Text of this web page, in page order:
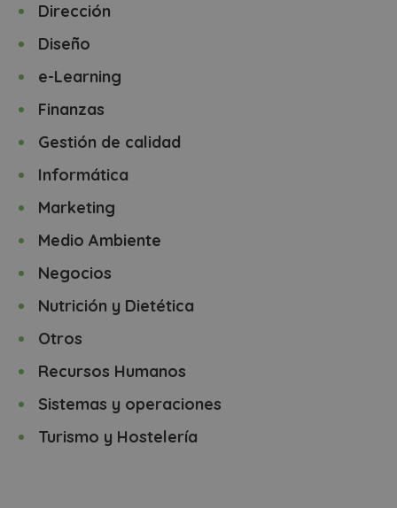
Dirección
Diseño
e-Learning
Finanzas
Gestión de calidad
Informática
Marketing
Medio Ambiente
Negocios
Nutrición y Dietética
Otros
Recursos Humanos
Sistemas y operaciones
Turismo y Hostelería